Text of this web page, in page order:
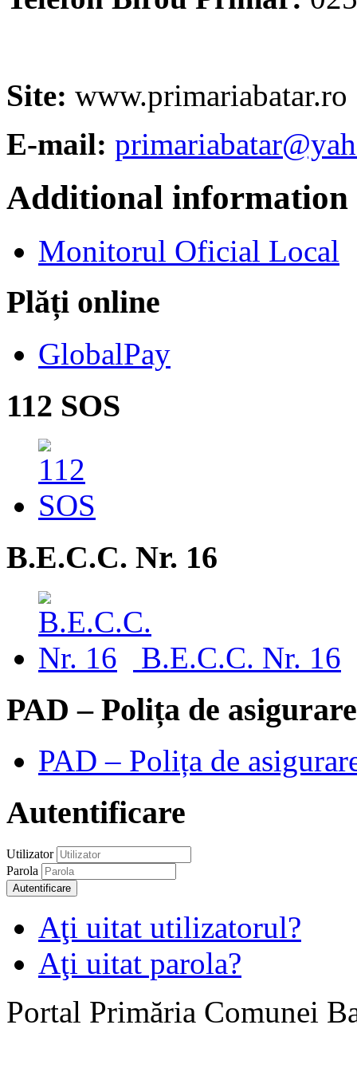
Site: www.primariabatar.ro
E-mail:
Additional information
Monitorul Oficial Local
Plăți online
GlobalPay
112 SOS
B.E.C.C. Nr. 16
B.E.C.C. Nr. 16
PAD – Polița de asigurare
PAD – Polița de
Autentificare
Utilizator
Parola
Autentificare
Aţi uitat utilizatorul?
Aţi uitat parola?
Portal Primăria Comunei